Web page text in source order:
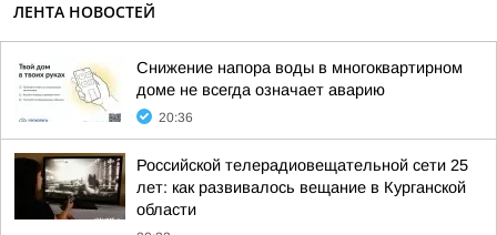
ЛЕНТА НОВОСТЕЙ
Снижение напора воды в многоквартирном
доме не всегда означает аварию
20:36
Российской телерадиовещательной сети 25
лет: как развивалось вещание в Курганской
области